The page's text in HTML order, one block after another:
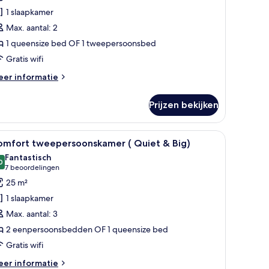
1 slaapkamer
Max. aantal: 2
1 queensize bed OF 1 tweepersoonsbed
Gratis wifi
informatie
Prijzen bekijken
naar een slaapkamer, ingericht met een bed, een klein tafeltje en twee
Luxe beddengoed, een minibar, een kluis op
10 tweepersoonskamer ( Quiet & Big)
van 10
Fantastisch
7 beoordelingen
(7
beoordelingen)
25 m²
1 slaapkamer
Max. aantal: 3
2 eenpersoonsbedden OF 1 queensize bed
Gratis wifi
informatie